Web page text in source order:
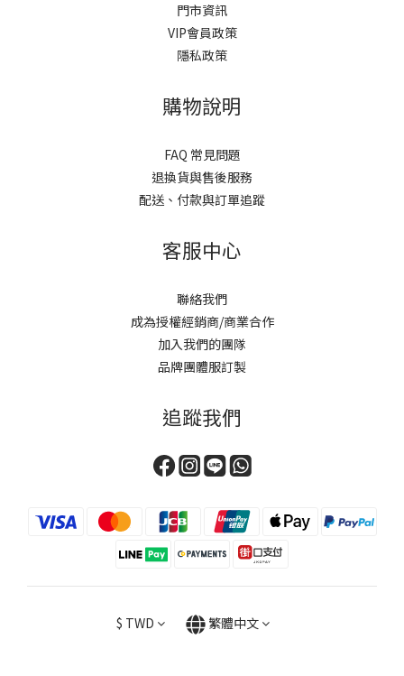
門市資訊
VIP會員政策
隱私政策
購物說明
FAQ 常見問題
退換貨與售後服務
配送、付款與訂單追蹤
客服中心
聯絡我們
成為授權經銷商/商業合作
加入我們的團隊
品牌團體服訂製
追蹤我們
$ TWD 繁體中文